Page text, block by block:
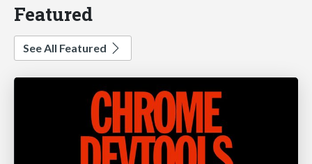
Featured
See All Featured